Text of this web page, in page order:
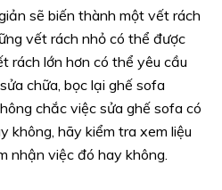
sẽ biến thành một vết rách
vết rách nhỏ có thể được
rách lớn hơn có thể yêu cầu
chữa, bọc lại ghế sofa
chắc việc sửa ghế sofa có
không, hãy kiểm tra xem liệu
nhận việc đó hay không.